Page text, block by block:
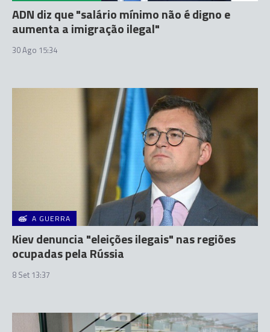
ADN diz que "salário mínimo não é digno e
aumenta a imigração ilegal"
30 Ago 15:34
A GUERRA
Kiev denuncia "eleições ilegais" nas regiões
ocupadas pela Rússia
8 Set 13:37